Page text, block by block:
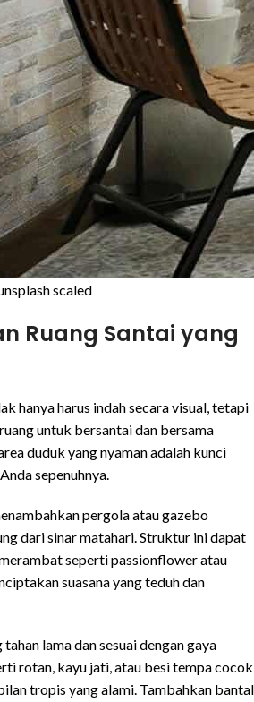
scaled
Ruang Santai yang
hanya harus indah secara visual, tetapi
untuk bersantai dan bersama
duduk yang nyaman adalah kunci
sepenuhnya.
pergola atau gazebo
dari sinar matahari. Struktur ini dapat
seperti passionflower atau
suasana yang teduh dan
lama dan sesuai dengan gaya
rotan, kayu jati, atau besi tempa cocok
tropis yang alami. Tambahkan bantal